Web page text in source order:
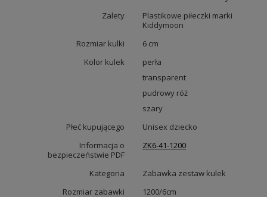
Zalety
Plastikowe piłeczki marki
Kiddymoon
Rozmiar kulki
6 cm
Kolor kulek
perła
transparent
pudrowy róż
szary
Płeć kupującego
Unisex dziecko
Informacja o
bezpieczeństwie PDF
ZK6-41-1200
Kategoria
Zabawka zestaw kulek
Rozmiar zabawki
1200/6cm